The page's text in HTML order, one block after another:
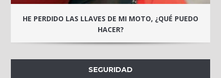
HE PERDIDO LAS LLAVES DE MI MOTO, ¿QUÉ PUEDO
HACER?
SEGURIDAD